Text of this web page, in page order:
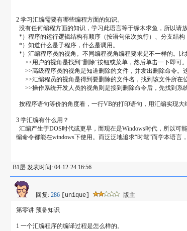
2 学习汇编需要有哪些编程方面的知识。
没有任何编程方面的知识，学习此语言等于缘木求鱼，所以请
*）程序的运行逻辑结构有顺序（按语句依次执行）、分支结构
*）知道什么是子程序，什么是调用。
*）汇编程序员的视角。不同编程视角编程要求是不一样的。比
>>用户的视角是找到“删除”按钮或菜单，然后单击一下即可。
>>高级程序员的视角是知道删除的文件，并发出删除命令。
>>汇编程员的视角是得到要删除的文件名，找到该文件所在
>>操作系统开发人员的视角则是接到删除命令后，先找到系
按程序语句等价的角度看，一行VB的打印语句，用汇编实现
3 学汇编有什么用？
汇编产生于DOS时代或更早，而现在是Windows时代，所以
编命令都能在windows下使用。而泛泛地追求“时髦”而学本语言
B1层 发表时间: 04-12-24 16:56
回复: 286 [unique] 版主
第零讲 预备知识
1 一个汇编程序的编译过程是怎么样的。